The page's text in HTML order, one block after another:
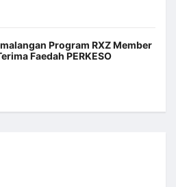
Program RXZ Member
Faedah PERKESO